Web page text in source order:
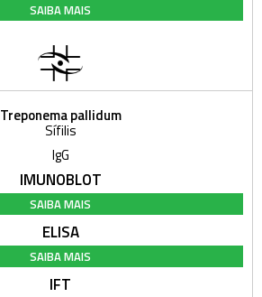
SAIBA MAIS
Treponema pallidum
Sífilis
IgG
IMUNOBLOT
SAIBA MAIS
ELISA
SAIBA MAIS
IFT